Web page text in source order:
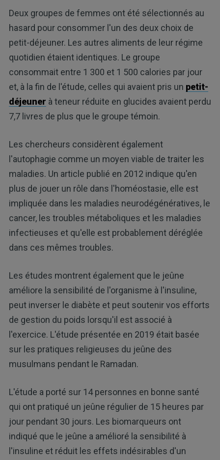
Deux groupes de femmes ont été sélectionnés au
hasard pour consommer l'un des deux choix de
petit-déjeuner. Les autres aliments de leur régime
quotidien étaient identiques. Le groupe
consommait entre 1 300 et 1 500 calories par jour
et, à la fin de l'étude, celles qui avaient pris un petit-
déjeuner à teneur réduite en glucides avaient perdu
7,7 livres de plus que le groupe témoin.
Les chercheurs considèrent également
l'autophagie comme un moyen viable de traiter les
maladies. Un article publié en 2012 indique qu'en
plus de jouer un rôle dans l'homéostasie, elle est
impliquée dans les maladies neurodégénératives, le
cancer, les troubles métaboliques et les maladies
infectieuses et qu'elle est probablement déréglée
dans ces mêmes troubles.
Les études montrent également que le jeûne
améliore la sensibilité de l'organisme à l'insuline,
peut inverser le diabète et peut soutenir vos efforts
de gestion du poids lorsqu'il est associé à
l'exercice. L'étude présentée en 2019 était basée
sur les pratiques religieuses du jeûne des
musulmans pendant le Ramadan.
L'étude a porté sur 14 personnes en bonne santé
qui ont pratiqué un jeûne régulier de 15 heures par
jour pendant 30 jours. Les biomarqueurs ont
indiqué que le jeûne a amélioré la sensibilité à
l'insuline et réduit les effets indésirables d'un